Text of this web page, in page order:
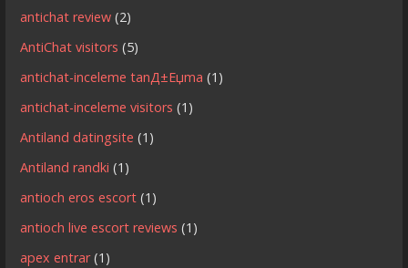
antichat review (2)
AntiChat visitors (5)
antichat-inceleme tanД±Еџma (1)
antichat-inceleme visitors (1)
Antiland datingsite (1)
Antiland randki (1)
antioch eros escort (1)
antioch live escort reviews (1)
apex entrar(1)